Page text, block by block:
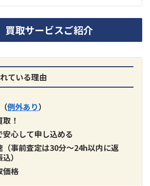
格：お問合せください
SONY
りイヤホン内蔵ラジオ SRF-
取サービスご紹介
ている理由
例外あり）
！
心して申し込める
（事前査定は30分～24h以内に返
）
価格